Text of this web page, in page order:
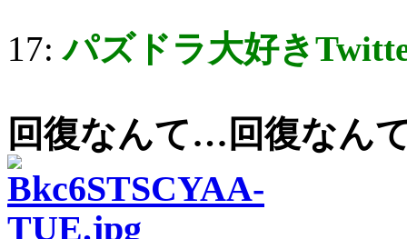
17:パズドラ大好き
回復なんて…回復なん